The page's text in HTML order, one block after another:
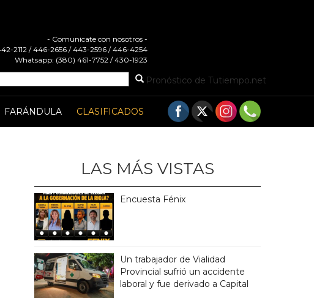
- Comunicate con nosotros -
2112 / 446-2656 / 443-2596 / 446-4254
Whatsapp: (380) 461-7752 / 430-1923
Pronóstico de Tutiempo.net
FARÁNDULA CLASIFICADOS
LAS MÁS VISTAS
Encuesta Fénix
Un trabajador de Vialidad
Provincial sufrió un accidente
laboral y fue derivado a Capital